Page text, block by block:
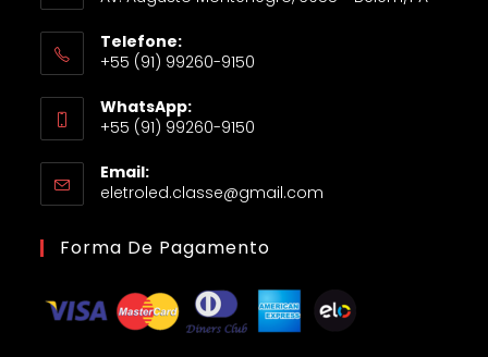
Telefone:
+55 (91) 99260-9150
WhatsApp:
+55 (91) 99260-9150
Email:
eletroled.classe@gmail.com
Forma De Pagamento